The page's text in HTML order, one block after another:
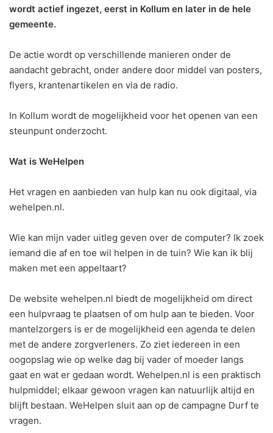
wordt actief ingezet, eerst in Kollum en later in de hele
gemeente.
De actie wordt op verschillende manieren onder de
aandacht gebracht, onder andere door middel van posters,
flyers, krantenartikelen en via de radio.
In Kollum wordt de mogelijkheid voor het openen van een
steunpunt onderzocht.
Wat is WeHelpen
Het vragen en aanbieden van hulp kan nu ook digitaal, via
wehelpen.nl.
Wie kan mijn vader uitleg geven over de computer? Ik zoek
iemand die af en toe wil helpen in de tuin? Wie kan ik blij
maken met een appeltaart?
De website wehelpen.nl biedt de mogelijkheid om direct
een hulpvraag te plaatsen of om hulp aan te bieden. Voor
mantelzorgers is er de mogelijkheid een agenda te delen
met de andere zorgverleners. Zo ziet iedereen in een
oogopslag wie op welke dag bij vader of moeder langs
gaat en wat er gedaan wordt. Wehelpen.nl is een praktisch
hulpmiddel; elkaar gewoon vragen kan natuurlijk altijd en
blijft bestaan. WeHelpen sluit aan op de campagne Durf te
vragen.